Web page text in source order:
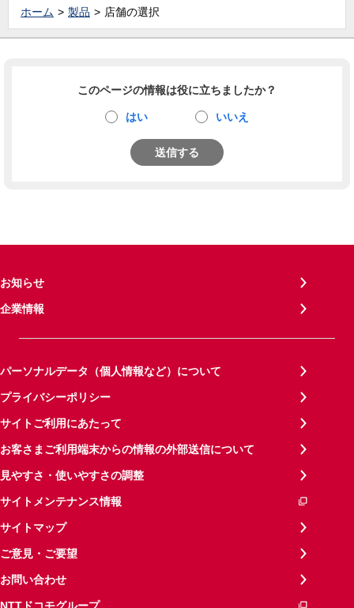
ホーム 製品 店舗の選択
このページの情報は役に立ちましたか？
はい いいえ
送信する
お知らせ
企業情報
パーソナルデータ（個人情報など）について
プライバシーポリシー
サイトご利用にあたって
お客さまご利用端末からの情報の外部送信について
見やすさ・使いやすさの調整
サイトメンテナンス情報
サイトマップ
ご意見・ご要望
お問い合わせ
NTTドコモグループ